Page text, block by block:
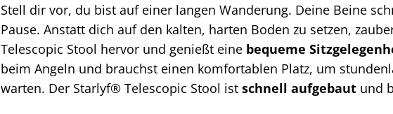
Stell dir vor, du bist auf einer langen Wanderung. Deine Beine
Pause. Anstatt dich auf den kalten, harten Boden zu setzen,
Telescopic Stool hervor und genießt eine bequeme
beim Angeln und brauchst einen komfortablen Platz, um
warten. Der Starlyf® Telescopic Stool istschnell aufgebaut und